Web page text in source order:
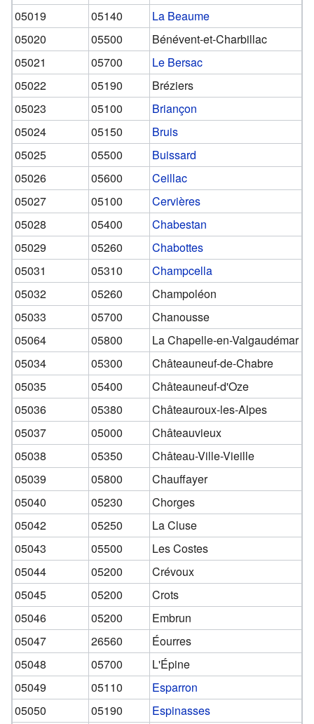
05019
05140
La Beaume
05020
05500
Bénévent-et-Charbillac
05021
05700
Le Bersac
05022
05190
Bréziers
05023
05100
Briançon
05024
05150
Bruis
05025
05500
Buissard
05026
05600
Ceillac
05027
05100
Cervières
05028
05400
Chabestan
05029
05260
Chabottes
05031
05310
Champcella
05032
05260
Champoléon
05033
05700
Chanousse
05064
05800
La Chapelle-en-Valgaudémar
05034
05300
Châteauneuf-de-Chabre
05035
05400
Châteauneuf-d'Oze
05036
05380
Châteauroux-les-Alpes
05037
05000
Châteauvieux
05038
05350
Château-Ville-Vieille
05039
05800
Chauffayer
05040
05230
Chorges
05042
05250
La Cluse
05043
05500
Les Costes
05044
05200
Crévoux
05045
05200
Crots
05046
05200
Embrun
05047
26560
Éourres
05048
05700
L'Épine
05049
05110
Esparron
05050
05190
Espinasses